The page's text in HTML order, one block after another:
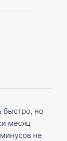
быстро, но
месяц
не